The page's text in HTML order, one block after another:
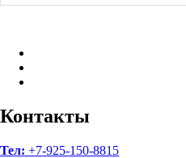
психологов
Контакты
Тел: +7-925-150-8815